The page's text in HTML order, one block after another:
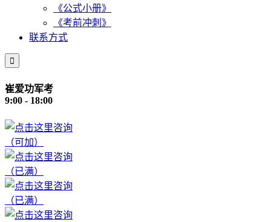
《公式小册》
《考前冲刺》
联系方式

崔爱功军考
9:00 - 18:00
（可加）
（已满）
（已满）